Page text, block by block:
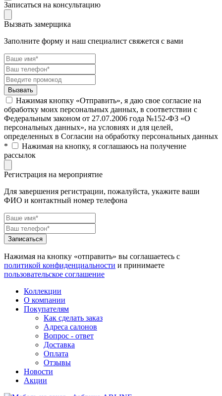
Записаться на консультацию
Вызвать замерщика
Заполните форму и наш специалист свяжется с вами
Нажимая кнопку «Отправить», я даю свое согласие на
обработку моих персональных данных, в соответствии с
Федеральным законом от 27.07.2006 года №152-ФЗ «О
персональных данных», на условиях и для целей,
определенных в Согласии на обработку персональных данных
*
Нажимая на кнопку, я соглашаюсь на получение
рассылок
Регистрация на мероприятие
Для завершения регистрации, пожалуйста, укажите ваши
ФИО и контактный номер телефона
Нажимая на кнопку «отправить» вы соглашаетесь с
политикой конфиденциальности и принимаете
пользовательское соглашение
Коллекции
О компании
Покупателям
Как сделать заказ
Адреса салонов
Вопрос - ответ
Доставка
Оплата
Отзывы
Новости
Акции